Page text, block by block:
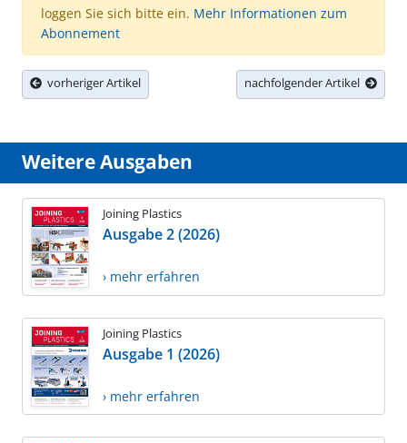
loggen Sie sich bitte ein. Mehr Informationen zum
Abonnement
vorheriger Artikel nachfolgender Artikel
Weitere Ausgaben
Joining Plastics
Ausgabe 2 (2026)
› mehr erfahren
Joining Plastics
Ausgabe 1 (2026)
› mehr erfahren